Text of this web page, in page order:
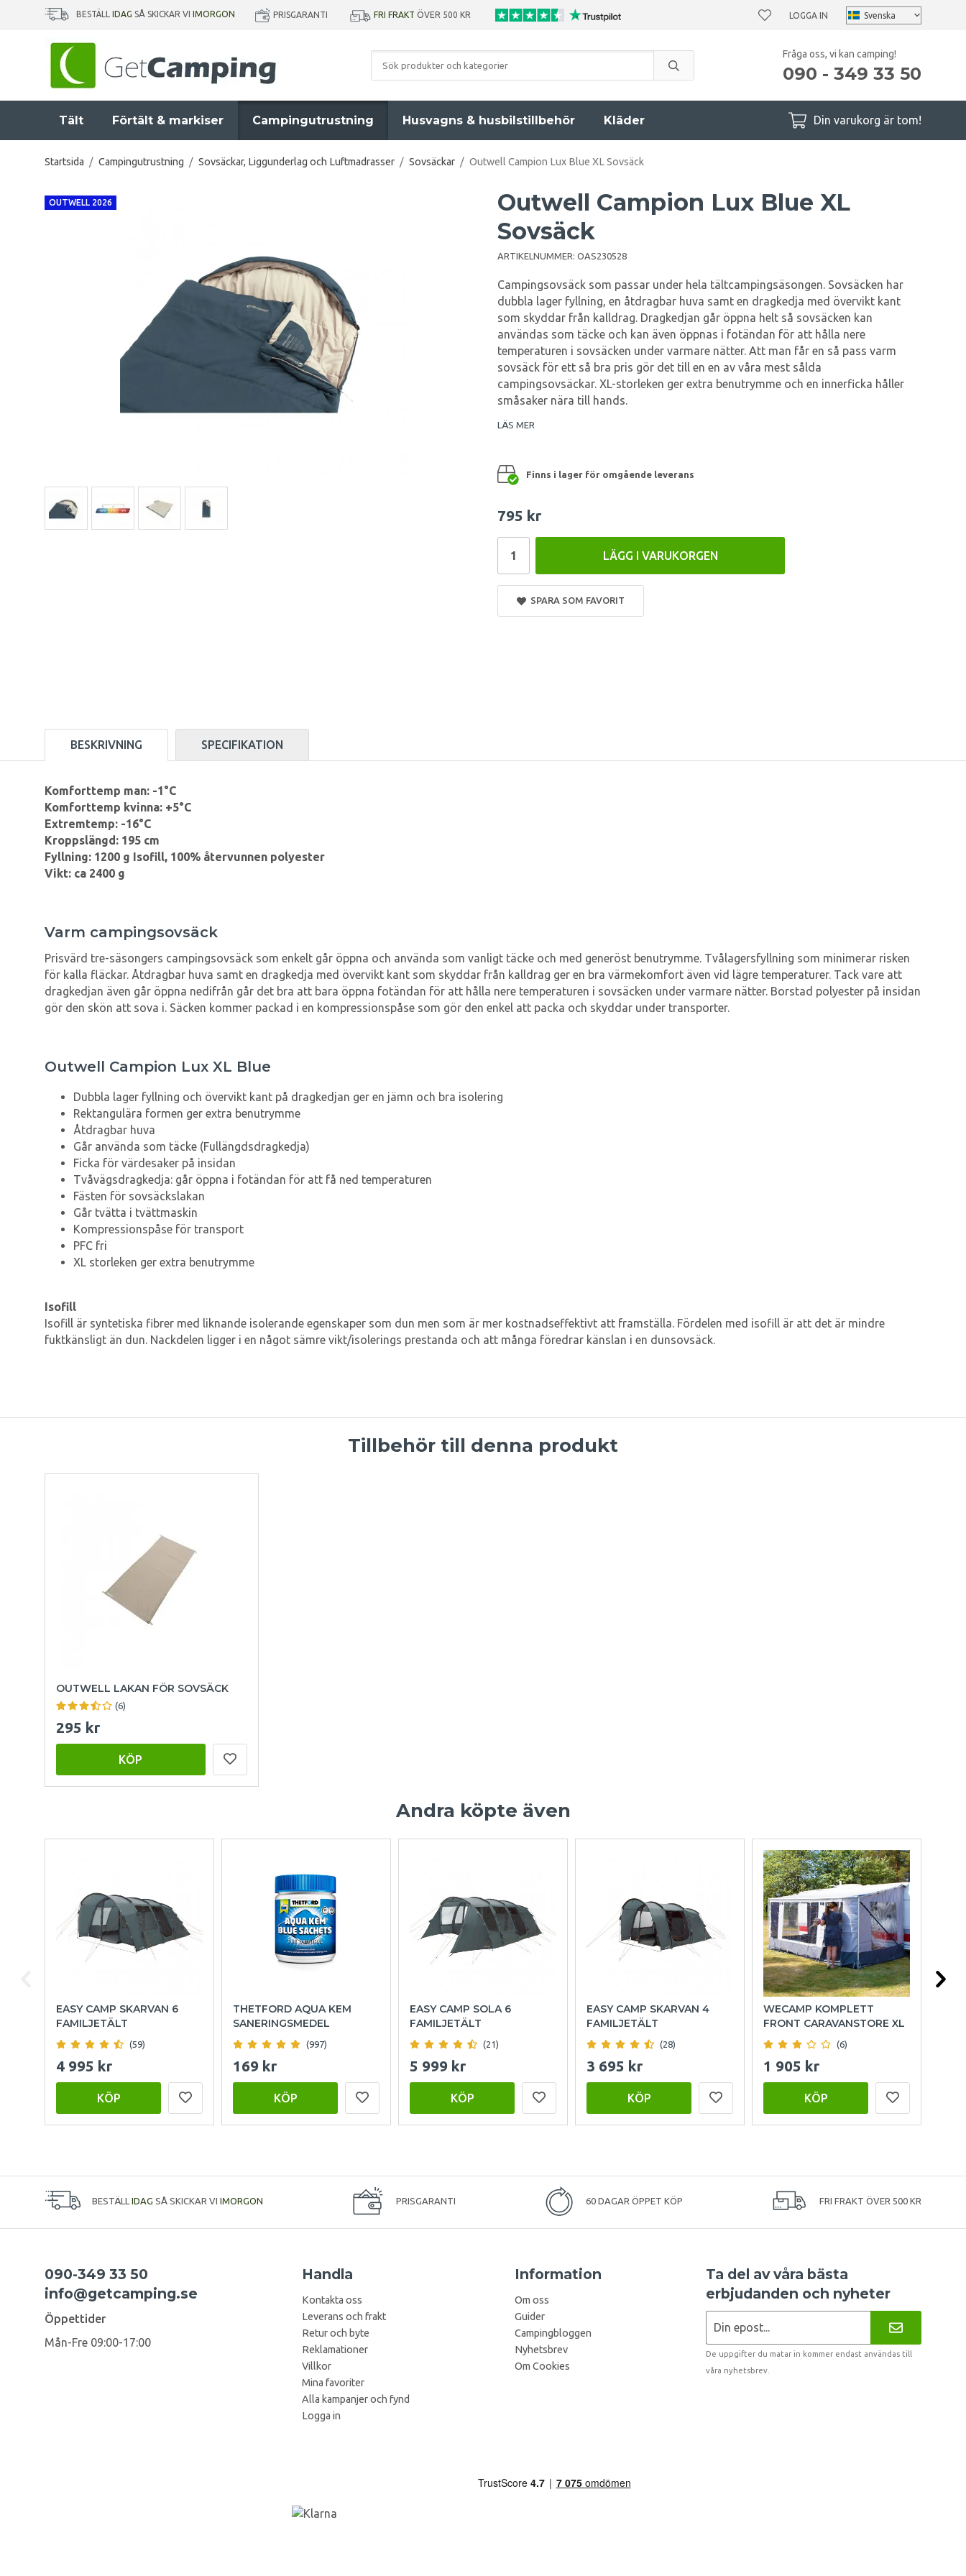
BESTÄLL IDAG SÅ SKICKAR VI IMORGON PRISGARANTI FRI FRAKT ÖVER 500 KR LOGGA IN
Fråga oss, vi kan camping!
090 - 349 33 50
Tält Förtält & markiser Campingutrustning Husvagns & husbilstillbehör Kläder Din varukorg är tom!
Startsida / Campingutrustning / Sovsäckar, Liggunderlag och Luftmadrasser / Sovsäckar / Outwell Campion Lux Blue XL Sovsäck
OUTWELL 2026
Outwell Campion Lux Blue XL
Sovsäck
ARTIKELNUMMER: OAS230528
Campingsovsäck som passar under hela tältcampingsäsongen. Sovsäcken har
dubbla lager fyllning, en åtdragbar huva samt en dragkedja med övervikt kant
som skyddar från kalldrag. Dragkedjan går öppna helt så sovsäcken kan
användas som täcke och kan även öppnas i fotändan för att hålla nere
temperaturen i sovsäcken under varmare nätter. Att man får en så pass varm
sovsäck för ett så bra pris gör det till en en av våra mest sålda
campingsovsäckar. XL-storleken ger extra benutrymme och en innerficka håller
småsaker nära till hands.
LÄS MER
Finns i lager för omgående leverans
795 kr
LÄGG I VARUKORGEN
SPARA SOM FAVORIT
BESKRIVNING SPECIFIKATION
Komforttemp man: -1°C
Komforttemp kvinna: +5°C
Extremtemp: -16°C
Kroppslängd: 195 cm
Fyllning: 1200 g Isofill, 100% återvunnen polyester
Vikt: ca 2400 g
Varm campingsovsäck
Prisvärd tre-säsongers campingsovsäck som enkelt går öppna och använda som vanligt täcke och med generöst benutrymme. Tvålagersfyllning som minimerar risken
för kalla fläckar. Åtdragbar huva samt en dragkedja med övervikt kant som skyddar från kalldrag ger en bra värmekomfort även vid lägre temperaturer. Tack vare att
dragkedjan även går öppna nedifrån går det bra att bara öppna fotändan för att hålla nere temperaturen i sovsäcken under varmare nätter. Borstad polyester på insidan
gör den skön att sova i. Säcken kommer packad i en kompressionspåse som gör den enkel att packa och skyddar under transporter.
Outwell Campion Lux XL Blue
Dubbla lager fyllning och övervikt kant på dragkedjan ger en jämn och bra isolering
Rektangulära formen ger extra benutrymme
Åtdragbar huva
Går använda som täcke (Fullängdsdragkedja)
Ficka för värdesaker på insidan
Tvåvägsdragkedja: går öppna i fotändan för att få ned temperaturen
Fästen för sovsäckslakan
Går tvätta i tvättmaskin
Kompressionspåse för transport
PFC fri
XL storleken ger extra benutrymme
Isofill
Isofill är syntetiska fibrer med liknande isolerande egenskaper som dun men som är mer kostnadseffektivt att framställa. Fördelen med isofill är att det är mindre
fuktkänsligt än dun. Nackdelen ligger i en något sämre vikt/isolerings prestanda och att många föredrar känslan i en dunsovsäck.
Tillbehör till denna produkt
OUTWELL LAKAN FÖR SOVSÄCK
(6)
295 kr
KÖP
Andra köpte även
EASY CAMP SKARVAN 6
FAMILJETÄLT
(59)
4 995 kr
KÖP
THETFORD AQUA KEM
SANERINGSMEDEL
(997)
169 kr
KÖP
EASY CAMP SOLA 6
FAMILJETÄLT
(21)
5 999 kr
KÖP
EASY CAMP SKARVAN 4
FAMILJETÄLT
(28)
3 695 kr
KÖP
WECAMP KOMPLETT
FRONT CARAVANSTORE XL
(6)
1 905 kr
KÖP
BESTÄLL IDAG SÅ SKICKAR VI IMORGON PRISGARANTI 60 DAGAR ÖPPET KÖP FRI FRAKT ÖVER 500 KR
090-349 33 50
info@getcamping.se
Öppettider
Mån-Fre 09:00-17:00
Handla
Kontakta oss
Leverans och frakt
Retur och byte
Reklamationer
Villkor
Mina favoriter
Alla kampanjer och fynd
Logga in
Information
Om oss
Guider
Campingbloggen
Nyhetsbrev
Om Cookies
Ta del av våra bästa
erbjudanden och nyheter
De uppgifter du matar in kommer endast användas till
våra nyhetsbrev.